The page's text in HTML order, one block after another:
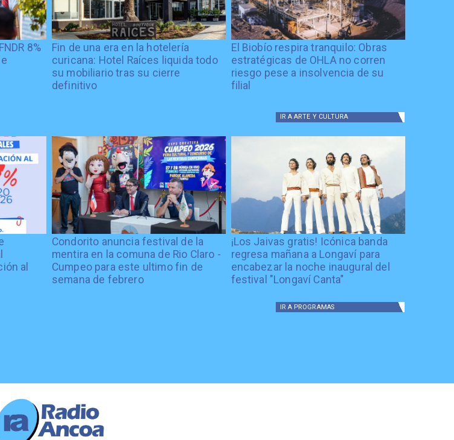
8%
Fin de una era en la hotelería
curicana: Hotel Raíces liquida todo
su mobiliario tras su cierre
definitivo
El Biobío respira tranquilo: Obras
estratégicas de OHLA no corren
riesgo pese a insolvencia de su
filial
IR A ARTE Y CULTURA
al
Condorito anuncia festival de la
mentira en la comuna de Rio Claro -
Cumpeo para este ultimo fin de
semana de febrero
¡Los Jaivas gratis! Icónica banda
regresa mañana a Longaví para
encabezar la noche inaugural del
festival "Longaví Canta"
IR A PROGRAMAS